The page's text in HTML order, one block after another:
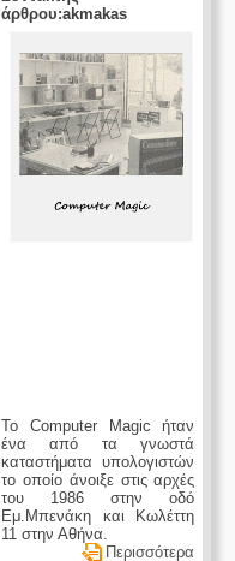
άρθρου:akmakas
Το Computer Magic ήταν
ένα από τα γνωστά
καταστήματα υπολογιστών
το οποίο άνοιξε στις αρχές
του 1986 στην οδό
Εμ.Μπενάκη και Κωλέττη
11 στην Αθήνα.
Περισσότερα